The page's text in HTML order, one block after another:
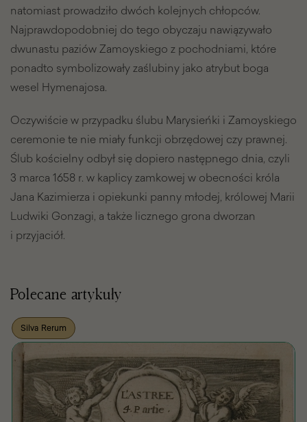
natomiast prowadziło dwóch kolejnych chłopców.
Najprawdopodobniej do tego obyczaju nawiązywało
dwunastu paziów Zamoyskiego z pochodniami, które
ponadto symbolizowały zaślubiny jako atrybut boga
wesel Hymenajosa.
Oczywiście w przypadku ślubu Marysieńki i Zamoyskiego
ceremonie te nie miały funkcji obrzędowej czy prawnej.
Ślub kościelny odbył się dopiero następnego dnia, czyli
3 marca 1658 r. w kaplicy zamkowej w obecności króla
Jana Kazimierza i opiekunki panny młodej, królowej Marii
Ludwiki Gonzagi, a także licznego grona dworzan
i przyjaciół.
Polecane artykuły
Silva Rerum